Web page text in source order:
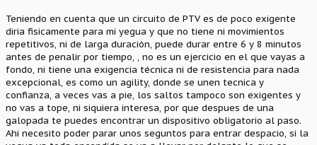
Teniendo en cuenta que un circuito de PTV es de poco exigente
diria fisicamente para mi yegua y que no tiene ni movimientos
repetitivos, ni de larga duración, puede durar entre 6 y 8 minutos
antes de penalir por tiempo, , no es un ejercicio en el que vayas a
fondo, ni tiene una exigencia técnica ni de resistencia para nada
excepcional, es como un agility, donde se unen tecnica y
confianza, a veces vas a pie, los saltos tampoco son exigentes y
no vas a tope, ni siquiera interesa, por que despues de una
galopada te puedes encontrar un dispositivo obligatorio al paso.
Ahi necesito poder parar unos seguntos para entrar despacio, si la